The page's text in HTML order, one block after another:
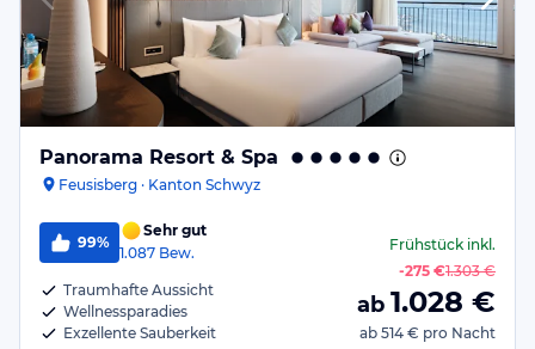
Panorama Resort & Spa
Feusisberg · Kanton Schwyz
99%
Sehr gut
1.087 Bew.
Traumhafte Aussicht
Wellnessparadies
Exzellente Sauberkeit
Frühstückinkl.
-275 €1.303 €
ab 1.028 €
ab 514 € pro Nacht